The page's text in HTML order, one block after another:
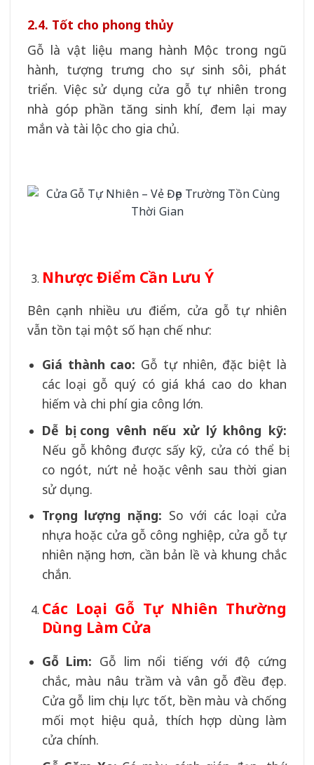
2.4. Tốt cho phong thủy
Gỗ là vật liệu mang hành Mộc trong ngũ
hành, tượng trưng cho sự sinh sôi, phát
triển. Việc sử dụng cửa gỗ tự nhiên trong
nhà góp phần tăng sinh khí, đem lại may
mắn và tài lộc cho gia chủ.
Nhược Điểm Cần Lưu Ý
Bên cạnh nhiều ưu điểm, cửa gỗ tự nhiên
vẫn tồn tại một số hạn chế như:
Giá thành cao: Gỗ tự nhiên, đặc biệt là
các loại gỗ quý có giá khá cao do khan
hiếm và chi phí gia công lớn.
Dễ bị cong vênh nếu xử lý không kỹ:
Nếu gỗ không được sấy kỹ, cửa có thể bị
co ngót, nứt nẻ hoặc vênh sau thời gian
sử dụng.
Trọng lượng nặng: So với các loại cửa
nhựa hoặc cửa gỗ công nghiệp, cửa gỗ tự
nhiên nặng hơn, cần bản lề và khung chắc
chắn.
Các Loại Gỗ Tự Nhiên Thường
Dùng Làm Cửa
Gỗ Lim: Gỗ lim nổi tiếng với độ cứng
chắc, màu nâu trầm và vân gỗ đều đẹp.
Cửa gỗ lim chịu lực tốt, bền màu và chống
mối mọt hiệu quả, thích hợp dùng làm
cửa chính.